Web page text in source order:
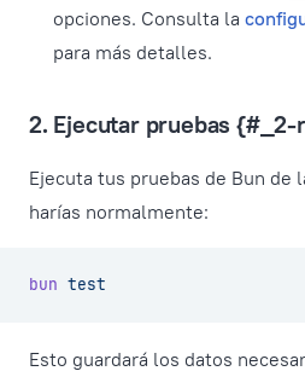
opciones. Consulta la
para más detalles.
2. Ejecutar pruebas
Ejecuta tus pruebas de Bun de
harías normalmente:
bun test
Esto guardará los datos